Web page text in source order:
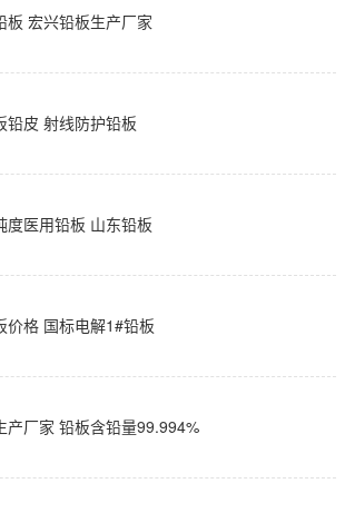
板 宏兴铅板生产厂家
铅皮 射线防护铅板
度医用铅板 山东铅板
价格 国标电解1#铅板
产厂家 铅板含铅量99.994%